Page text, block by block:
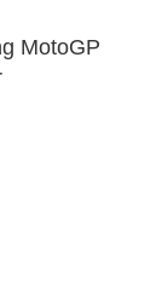
MotoGP